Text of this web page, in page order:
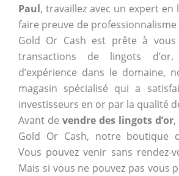
Paul, travaillez avec un expert
faire preuve de
Gold Or Cash est prête à
transactions de lingots
d’expérience dans le domaine,
magasin spécialisé qui a
investisseurs en or par la qualité
Avant de vendre des lingots d’or
Gold Or Cash, notre boutique
Vous pouvez venir sans rendez-
Mais si vous ne pouvez pas vous